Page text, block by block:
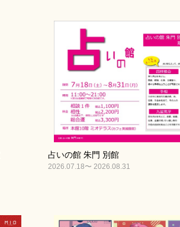
占いの館 朱門 別館
2026.07.18〜 2026.08.31